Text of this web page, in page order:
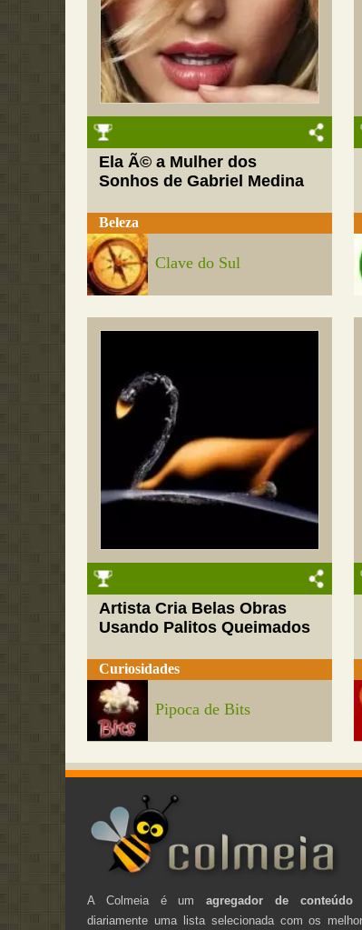
Ela Ã© a Mulher dos
Sonhos de Gabriel Medina
Beleza
Clave do Sul
Artista Cria Belas Obras
Usando Palitos Queimados
Curiosidades
Pipoca de Bits
A Colmeia é umagregador de conteúdo
diariamente uma lista selecionada com os